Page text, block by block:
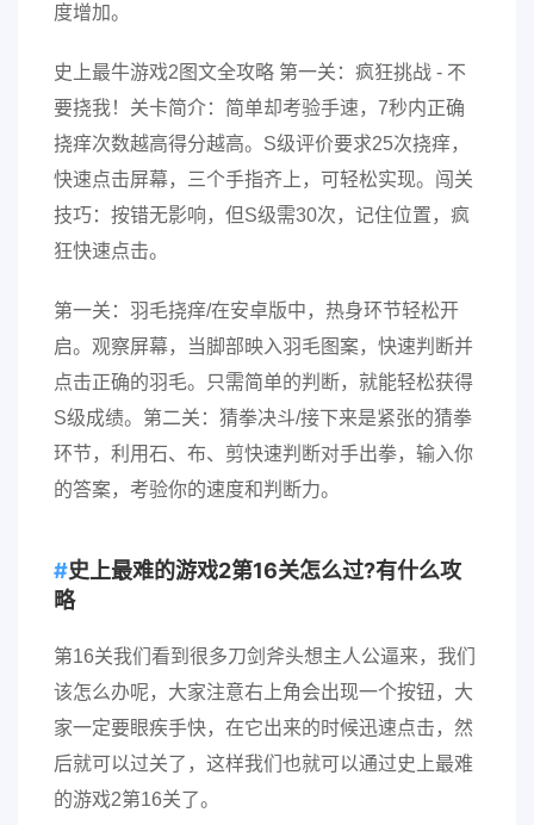
度增加。
史上最牛游戏2图文全攻略 第一关：疯狂挑战 - 不
要挠我！关卡简介：简单却考验手速，7秒内正确
挠痒次数越高得分越高。S级评价要求25次挠痒，
快速点击屏幕，三个手指齐上，可轻松实现。闯关
技巧：按错无影响，但S级需30次，记住位置，疯
狂快速点击。
第一关：羽毛挠痒/在安卓版中，热身环节轻松开
启。观察屏幕，当脚部映入羽毛图案，快速判断并
点击正确的羽毛。只需简单的判断，就能轻松获得
S级成绩。第二关：猜拳决斗/接下来是紧张的猜拳
环节，利用石、布、剪快速判断对手出拳，输入你
的答案，考验你的速度和判断力。
史上最难的游戏2第16关怎么过?有什么攻
略
第16关我们看到很多刀剑斧头想主人公逼来，我们
该怎么办呢，大家注意右上角会出现一个按钮，大
家一定要眼疾手快，在它出来的时候迅速点击，然
后就可以过关了，这样我们也就可以通过史上最难
的游戏2第16关了。